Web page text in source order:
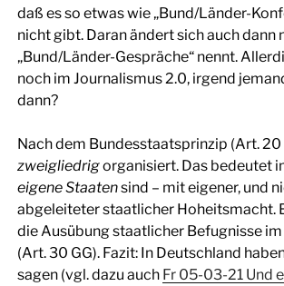
daß es so etwas wie „Bund/Länder-
nicht gibt. Daran ändert sich auch dann
„Bund/Länder-Gespräche“ nennt.
noch im Journalismus 2.0, irgend
dann?
Nach dem Bundesstaatsprinzip (Art.
zweigliedrigorganisiert. Das bedeutet
eigene Staatensind – mit eigener, und
abgeleiteter staatlicher Hoheitsmacht.
die Ausübung staatlicher Befugnisse
(Art. 30 GG). Fazit: In Deutschland
sagen (vgl. dazu auch Fr 05-03-21 Und